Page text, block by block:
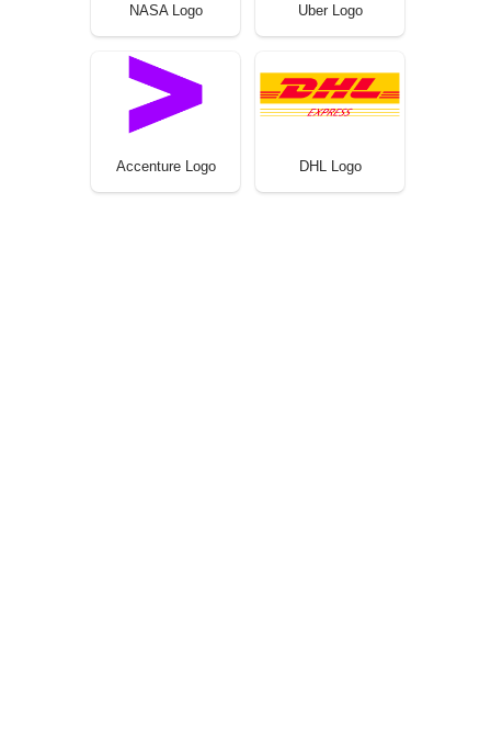
NASA Logo Uber Logo
Accenture Logo DHL Logo